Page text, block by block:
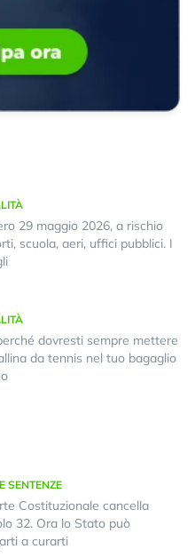
29 maggio 2026, a rischio
scuola, aeri, uffici pubblici. I
dovresti sempre mettere
da tennis nel tuo bagaglio
SENTENZE
Costituzionale cancella
32. Ora lo Stato può
a curarti